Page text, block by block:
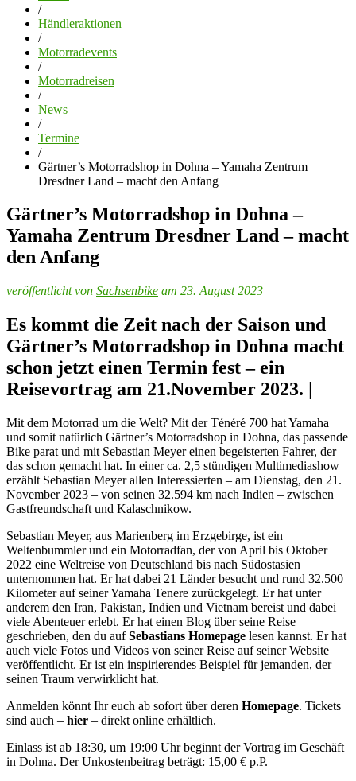
/
Händleraktionen
/
Motorradevents
/
Motorradreisen
/
News
/
Termine
/
Gärtner’s Motorradshop in Dohna – Yamaha Zentrum
Dresdner Land – macht den Anfang
Gärtner’s Motorradshop in Dohna –
Yamaha Zentrum Dresdner Land – macht
den Anfang
veröffentlicht von Sachsenbike am 23. August 2023
Es kommt die Zeit nach der Saison und
Gärtner’s Motorradshop in Dohna macht
schon jetzt einen Termin fest – ein
Reisevortrag am 21.November 2023. |
Mit dem Motorrad um die Welt? Mit der Ténéré 700 hat Yamaha
und somit natürlich Gärtner’s Motorradshop in Dohna, das passende
Bike parat und mit Sebastian Meyer einen begeisterten Fahrer, der
das schon gemacht hat. In einer ca. 2,5 stündigen Multimediashow
erzählt Sebastian Meyer allen Interessierten – am Dienstag, den 21.
November 2023 – von seinen 32.594 km nach Indien – zwischen
Gastfreundschaft und Kalaschnikow.
Sebastian Meyer, aus Marienberg im Erzgebirge, ist ein
Weltenbummler und ein Motorradfan, der von April bis Oktober
2022 eine Weltreise von Deutschland bis nach Südostasien
unternommen hat. Er hat dabei 21 Länder besucht und rund 32.500
Kilometer auf seiner Yamaha Tenere zurückgelegt. Er hat unter
anderem den Iran, Pakistan, Indien und Vietnam bereist und dabei
viele Abenteuer erlebt. Er hat einen Blog über seine Reise
geschrieben, den du aufSebastians Homepage lesen kannst. Er hat
auch viele Fotos und Videos von seiner Reise auf seiner Website
veröffentlicht. Er ist ein inspirierendes Beispiel für jemanden, der
seinen Traum verwirklicht hat.
Anmelden könnt Ihr euch ab sofort über deren Homepage. Tickets
sind auch – hier – direkt online erhältlich.
Einlass ist ab 18:30, um 19:00 Uhr beginnt der Vortrag im Geschäft
in Dohna. Der Unkostenbeitrag beträgt: 15,00 € p.P.